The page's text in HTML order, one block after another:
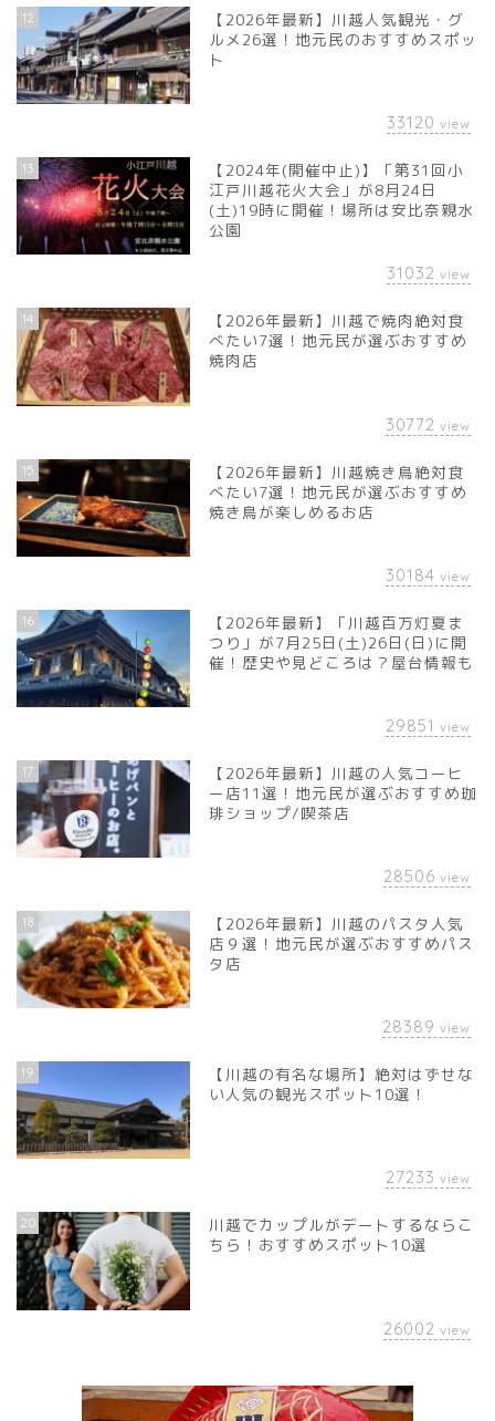
12
【2026年最新】川越人気観光・グ
ルメ26選！地元民のおすすめスポッ
ト
33120 view
13
【2024年(開催中止)】「第31回小
江戸川越花火大会」が8月24日
(土)19時に開催！場所は安比奈親水
公園
31032 view
14
【2026年最新】川越で焼肉絶対食
べたい7選！地元民が選ぶおすすめ
焼肉店
30772 view
15
【2026年最新】川越焼き鳥絶対食
べたい7選！地元民が選ぶおすすめ
焼き鳥が楽しめるお店
30184 view
16
【2026年最新】「川越百万灯夏ま
つり」が7月25日(土)26日(日)に開
催！歴史や見どころは？屋台情報も
29851 view
17
【2026年最新】川越の人気コーヒ
ー店11選！地元民が選ぶおすすめ珈
琲ショップ/喫茶店
28506 view
18
【2026年最新】川越のパスタ人気
店９選！地元民が選ぶおすすめパス
タ店
28389 view
19
【川越の有名な場所】絶対はずせな
い人気の観光スポット10選！
27233 view
20
川越でカップルがデートするならこ
ちら！おすすめスポット10選
26002 view